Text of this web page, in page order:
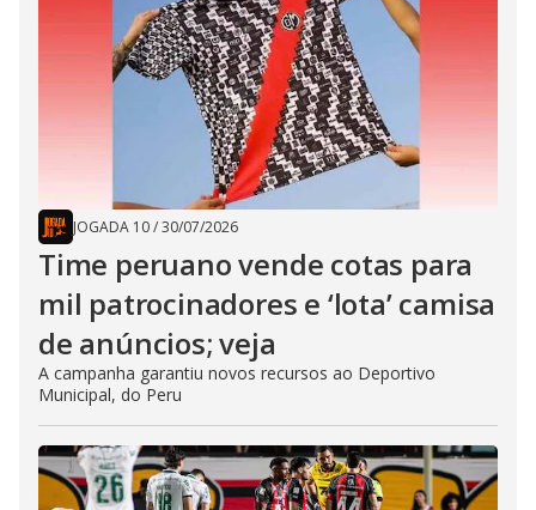
JOGADA 10/30/07/2026
Time peruano vende cotas para
mil patrocinadores e ‘lota’ camisa
de anúncios; veja
A campanha garantiu novos recursos ao Deportivo
Municipal, do Peru